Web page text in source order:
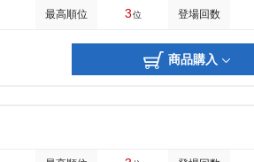
最高順位 3位 登場回数
商品購入